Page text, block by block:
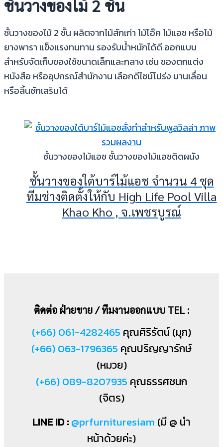
ชั้นวางของไม้ 2 ชั้น
ชั้นวางของไม้ 2 ชั้น ผลิตจากไม้สักเก่า ไม้โอ๊ค ไม้แอช หรือไม้
ยางพารา แข็งแรงทนทาน รองรับน้ำหนักได้ดี ออกแบบ
สำหรับจัดเก็บของใช้ขนาดเล็กและกลาง เช่น ของตกแต่ง
หนังสือ หรืออุปกรณ์สำนักงาน เลือกดีไซน์โปร่ง บานเลื่อน
หรือลิ้นชักเสริมได้
ชั้นวางของไม้แอช ชั้นวางของไม้แอชติดผนัง
ชั้นวางของใต้บาร์ไม้แอช จำนวน 4 ชุด
ทีมช่างติดตั้งให้กับ High Life Pool Villa
Khao Kho , จ.เพชรบูรณ์
ติดต่อ ฝ่ายขาย / ทีมงานออกแบบ TEL :
(+66) 061-4282465 คุณศิริรัตน์ (มุก)
(+66) 063-1796365 คุณปริญญารักษ์
(หมวย)
(+66) 089-8207935 คุณธรรศชนก
(จิตร)
LINE ID :@prfurnituresiam (มี @ นำ
หน้าด้วยค่ะ)